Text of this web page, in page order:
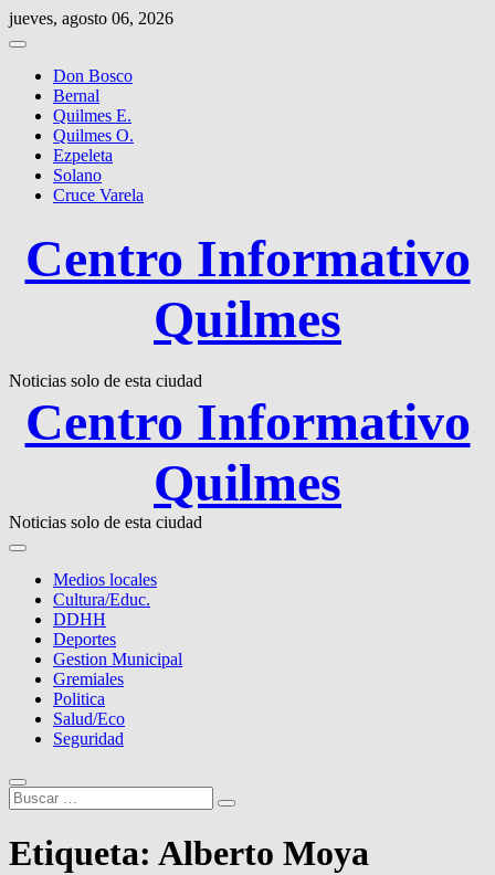
Saltar
al
jueves, agosto 06, 2026
Don Bosco
Bernal
Quilmes E.
Quilmes O.
Ezpeleta
Solano
Cruce Varela
Centro Informativo
Quilmes
Noticias solo de esta ciudad
Centro Informativo
Quilmes
Noticias solo de esta ciudad
Medios locales
Cultura/Educ.
DDHH
Deportes
Gestion Municipal
Gremiales
Politica
Salud/Eco
Seguridad
Buscar
…
Etiqueta: Alberto Moya